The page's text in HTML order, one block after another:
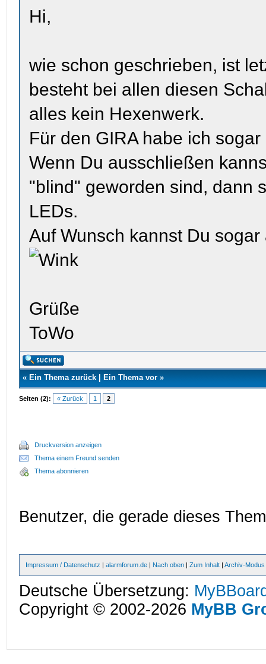
Hi,
wie schon geschrieben, ist
besteht bei allen diesen
alles kein Hexenwerk.
Für den GIRA habe ich
Wenn Du ausschließen
"blind" geworden sind, dann
LEDs.
Auf Wunsch kannst Du
Grüße
ToWo
« Ein Thema zurück| Ein Thema vor »
Seiten (2): « Zurück 1 2
Druckversion anzeigen
Thema einem Freund senden
Thema abonnieren
Benutzer, die gerade dieses
Impressum / Datenschutz |alarmforum.de | Nach oben |Zum Inhalt |Archiv-Modus
Deutsche Übersetzung:
Copyright © 2002-2026 MyBB